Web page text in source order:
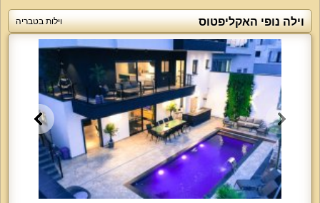
וילה נופי האקליפטוס וילות בטבריה